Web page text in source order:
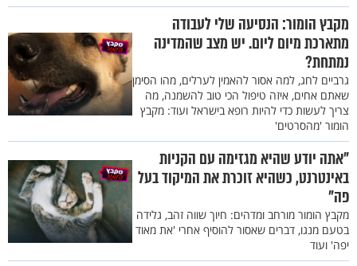
מקבץ הומור: הנסיעה שלי לעבודה
מתארכת מיום ליום. יש מצב שהמדינה
נמתחת?
גרביים לחג, למה אסור להאמין לערלים, מהו הסימן
שאתם אחים, איזה טיפול הכי טוב להשמנה, מה
צריך לעשות כדי להיות רופא בישראל ועוד: מקבץ
הומור 'מהסרטים'
"אתה יודע שהיא מגזימה עם הקניות
באינטרנט, כשהיא זוכרת את המיקוד בעל
פה"
מקבץ הומור מורחב ומדהים: חיוך שווה זהב, גלידה
בטעם מנגו, דברים שאסור להוסיף אחרי 'את מאוד
יפה' ועוד